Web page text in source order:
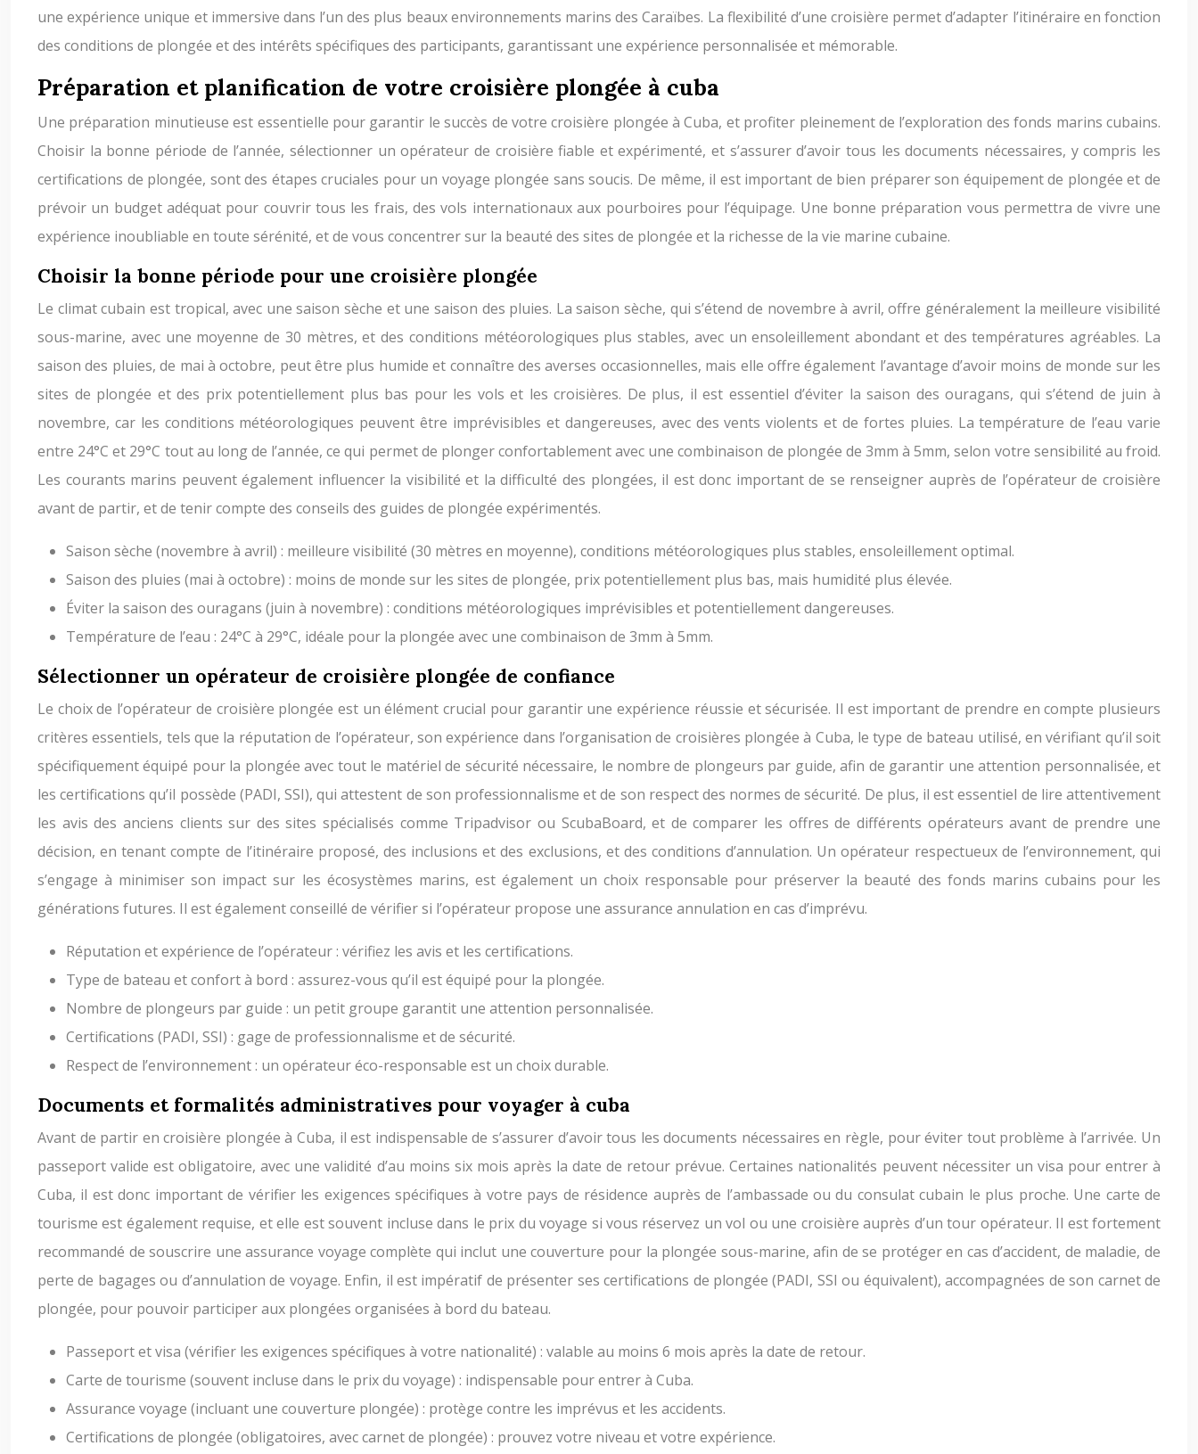
une expérience unique et immersive dans l’un des plus beaux environnements marins des Caraïbes. La flexibilité d’une croisière permet d’adapter l’itinéraire en fonction
des conditions de plongée et des intérêts spécifiques des participants, garantissant une expérience personnalisée et mémorable.
Préparation et planification de votre croisière plongée à cuba
Une préparation minutieuse est essentielle pour garantir le succès de votre croisière plongée à Cuba, et profiter pleinement de l’exploration des fonds marins cubains.
Choisir la bonne période de l’année, sélectionner un opérateur de croisière fiable et expérimenté, et s’assurer d’avoir tous les documents nécessaires, y compris les
certifications de plongée, sont des étapes cruciales pour un voyage plongée sans soucis. De même, il est important de bien préparer son équipement de plongée et de
prévoir un budget adéquat pour couvrir tous les frais, des vols internationaux aux pourboires pour l’équipage. Une bonne préparation vous permettra de vivre une
expérience inoubliable en toute sérénité, et de vous concentrer sur la beauté des sites de plongée et la richesse de la vie marine cubaine.
Choisir la bonne période pour une croisière plongée
Le climat cubain est tropical, avec une saison sèche et une saison des pluies. La saison sèche, qui s’étend de novembre à avril, offre généralement la meilleure visibilité
sous-marine, avec une moyenne de 30 mètres, et des conditions météorologiques plus stables, avec un ensoleillement abondant et des températures agréables. La
saison des pluies, de mai à octobre, peut être plus humide et connaître des averses occasionnelles, mais elle offre également l’avantage d’avoir moins de monde sur les
sites de plongée et des prix potentiellement plus bas pour les vols et les croisières. De plus, il est essentiel d’éviter la saison des ouragans, qui s’étend de juin à
novembre, car les conditions météorologiques peuvent être imprévisibles et dangereuses, avec des vents violents et de fortes pluies. La température de l’eau varie
entre 24°C et 29°C tout au long de l’année, ce qui permet de plonger confortablement avec une combinaison de plongée de 3mm à 5mm, selon votre sensibilité au froid.
Les courants marins peuvent également influencer la visibilité et la difficulté des plongées, il est donc important de se renseigner auprès de l’opérateur de croisière
avant de partir, et de tenir compte des conseils des guides de plongée expérimentés.
Saison sèche (novembre à avril) : meilleure visibilité (30 mètres en moyenne), conditions météorologiques plus stables, ensoleillement optimal.
Saison des pluies (mai à octobre) : moins de monde sur les sites de plongée, prix potentiellement plus bas, mais humidité plus élevée.
Éviter la saison des ouragans (juin à novembre) : conditions météorologiques imprévisibles et potentiellement dangereuses.
Température de l’eau : 24°C à 29°C, idéale pour la plongée avec une combinaison de 3mm à 5mm.
Sélectionner un opérateur de croisière plongée de confiance
Le choix de l’opérateur de croisière plongée est un élément crucial pour garantir une expérience réussie et sécurisée. Il est important de prendre en compte plusieurs
critères essentiels, tels que la réputation de l’opérateur, son expérience dans l’organisation de croisières plongée à Cuba, le type de bateau utilisé, en vérifiant qu’il soit
spécifiquement équipé pour la plongée avec tout le matériel de sécurité nécessaire, le nombre de plongeurs par guide, afin de garantir une attention personnalisée, et
les certifications qu’il possède (PADI, SSI), qui attestent de son professionnalisme et de son respect des normes de sécurité. De plus, il est essentiel de lire attentivement
les avis des anciens clients sur des sites spécialisés comme Tripadvisor ou ScubaBoard, et de comparer les offres de différents opérateurs avant de prendre une
décision, en tenant compte de l’itinéraire proposé, des inclusions et des exclusions, et des conditions d’annulation. Un opérateur respectueux de l’environnement, qui
s’engage à minimiser son impact sur les écosystèmes marins, est également un choix responsable pour préserver la beauté des fonds marins cubains pour les
générations futures. Il est également conseillé de vérifier si l’opérateur propose une assurance annulation en cas d’imprévu.
Réputation et expérience de l’opérateur : vérifiez les avis et les certifications.
Type de bateau et confort à bord : assurez-vous qu’il est équipé pour la plongée.
Nombre de plongeurs par guide : un petit groupe garantit une attention personnalisée.
Certifications (PADI, SSI) : gage de professionnalisme et de sécurité.
Respect de l’environnement : un opérateur éco-responsable est un choix durable.
Documents et formalités administratives pour voyager à cuba
Avant de partir en croisière plongée à Cuba, il est indispensable de s’assurer d’avoir tous les documents nécessaires en règle, pour éviter tout problème à l’arrivée. Un
passeport valide est obligatoire, avec une validité d’au moins six mois après la date de retour prévue. Certaines nationalités peuvent nécessiter un visa pour entrer à
Cuba, il est donc important de vérifier les exigences spécifiques à votre pays de résidence auprès de l’ambassade ou du consulat cubain le plus proche. Une carte de
tourisme est également requise, et elle est souvent incluse dans le prix du voyage si vous réservez un vol ou une croisière auprès d’un tour opérateur. Il est fortement
recommandé de souscrire une assurance voyage complète qui inclut une couverture pour la plongée sous-marine, afin de se protéger en cas d’accident, de maladie, de
perte de bagages ou d’annulation de voyage. Enfin, il est impératif de présenter ses certifications de plongée (PADI, SSI ou équivalent), accompagnées de son carnet de
plongée, pour pouvoir participer aux plongées organisées à bord du bateau.
Passeport et visa (vérifier les exigences spécifiques à votre nationalité) : valable au moins 6 mois après la date de retour.
Carte de tourisme (souvent incluse dans le prix du voyage) : indispensable pour entrer à Cuba.
Assurance voyage (incluant une couverture plongée) : protège contre les imprévus et les accidents.
Certifications de plongée (obligatoires, avec carnet de plongée) : prouvez votre niveau et votre expérience.